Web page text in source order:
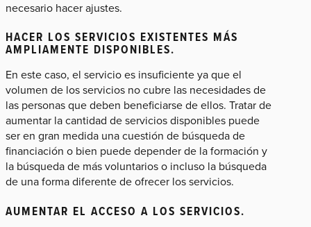
necesario hacer ajustes.
HACER LOS SERVICIOS EXISTENTES MÁS
AMPLIAMENTE DISPONIBLES.
En este caso, el servicio es insuficiente ya que el
volumen de los servicios no cubre las necesidades de
las personas que deben beneficiarse de ellos. Tratar de
aumentar la cantidad de servicios disponibles puede
ser en gran medida una cuestión de búsqueda de
financiación o bien puede depender de la formación y
la búsqueda de más voluntarios o incluso la búsqueda
de una forma diferente de ofrecer los servicios.
AUMENTAR EL ACCESO A LOS SERVICIOS.